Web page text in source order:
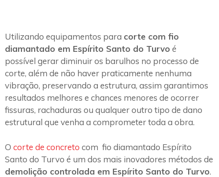
Utilizando equipamentos para corte com fio
diamantado em Espírito Santo do Turvo é
possível gerar diminuir os barulhos no processo de
corte, além de não haver praticamente nenhuma
vibração, preservando a estrutura, assim garantimos
resultados melhores e chances menores de ocorrer
fissuras, rachaduras ou qualquer outro tipo de dano
estrutural que venha a comprometer toda a obra.
O corte de concreto com fio diamantado Espírito
Santo do Turvo é um dos mais inovadores métodos de
demolição controlada em Espírito Santo do Turvo.